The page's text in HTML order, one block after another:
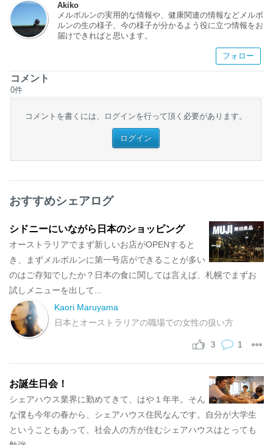
Akiko
メルボルンの実用的な情報や、健康関連の情報などメルボ
ルンの生の様子、今の様子が分かるよう役に立つ情報をお
届けできればと思います。
フォロー
コメント
0件
コメントを書くには、ログインを行って頂く必要があります。
ログイン
おすすめシェアログ
シドニーにいながら日本のショッピング
オーストラリアでまず新しいお店がOPENすると
き、まずメルボルンに第一号店ができることが多い
のはご存知でしたか？日本の食に関しては言えば、札幌でまずお
試しメニューを出して...
Kaori Maruyama
日本とオーストラリアの職場での女性の扱い方
1
3
お誕生日会！
シェアハウス業界に勤めてきて、はや１年半。そん
な僕も今年の春から、シェアハウス住民なんです。自分が大学生
ということもあって、社会人の方が住むシェアハウスはとっても